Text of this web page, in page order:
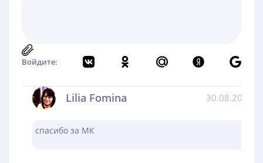
Войдите:
Lilia Fomina 30.08.2024
спасибо за МК